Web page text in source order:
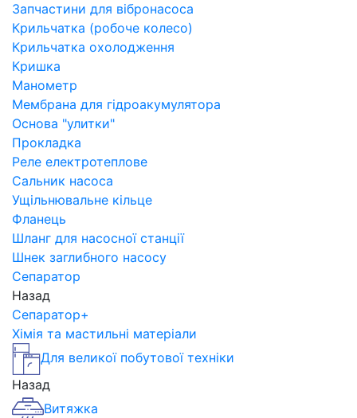
Запчастини для вібронасоса
Крильчатка (робоче колесо)
Крильчатка охолодження
Кришка
Манометр
Мембрана для гідроакумулятора
Основа "улитки"
Прокладка
Реле електротеплове
Сальник насоса
Ущільнювальне кільце
Фланець
Шланг для насосної станції
Шнек заглибного насосу
Сепаратор
Назад
Сепаратор+
Хімія та мастильні матеріали
Для великої побутової техніки
Назад
Витяжка